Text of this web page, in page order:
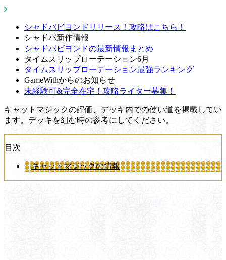
シャドバビヨンドリリース！攻略はこちら！
シャドバ新作情報
シャドバビヨンドの最新情報まとめ
タイムスリップローテーション6月
タイムスリップローテーション最強ランキング
GameWithからのお知らせ
未経験可&完全在宅！攻略ライター募集！
キャットマジックの評価、デッキ内での使い道を掲載してい
ます。デッキを組む時の参考にしてください。
目次
キャットマジックの情報